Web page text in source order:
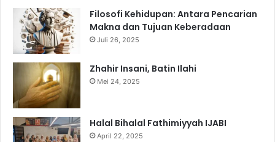
Filosofi Kehidupan: Antara Pencarian
Makna dan Tujuan Keberadaan
Juli 26, 2025
Zhahir Insani, Batin Ilahi
Mei 24, 2025
Halal Bihalal Fathimiyyah IJABI
April 22, 2025